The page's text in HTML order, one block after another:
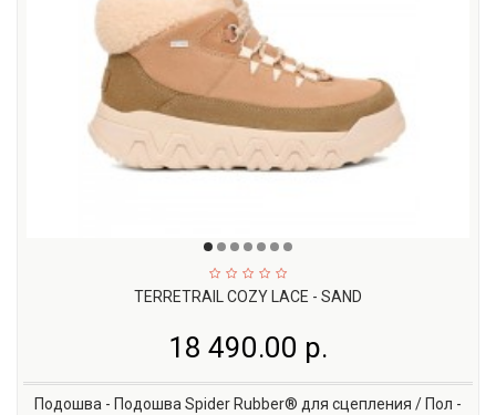
TERRETRAIL COZY LACE - SAND
18 490.00 р.
Подошва - Подошва Spider Rubber® для сцепления / Пол -